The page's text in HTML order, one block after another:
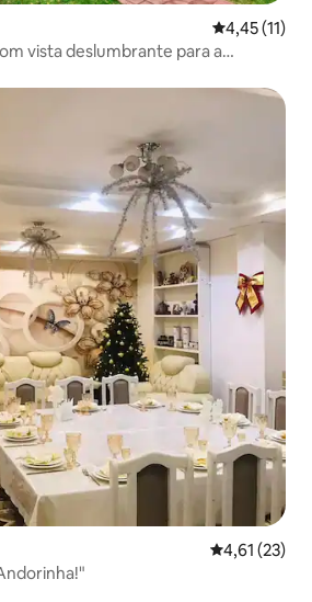
4,45 de uma
4,45 (11)
vista deslumbrante para a
4,61 de uma
4,61 (23)